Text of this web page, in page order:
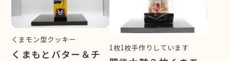
くまモン型クッキー
くまもとバター＆チ
1枚1枚手作りしています